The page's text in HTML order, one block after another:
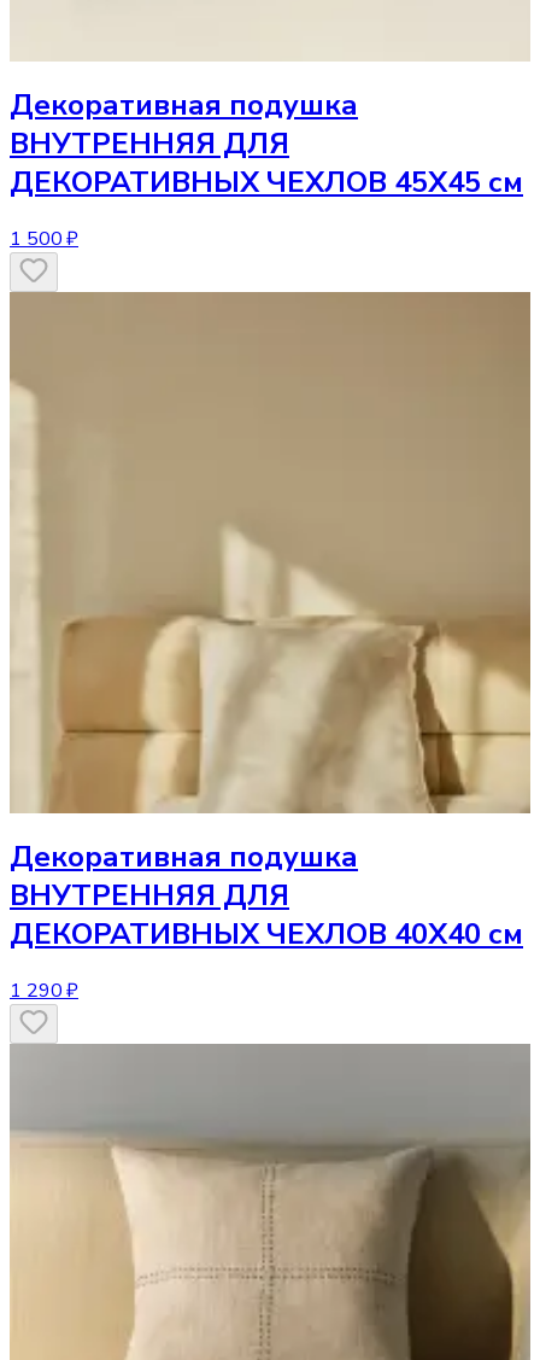
Декоративная подушка
ВНУТРЕННЯЯ ДЛЯ
ДЕКОРАТИВНЫХ ЧЕХЛОВ 45Х45 см
1 500 ₽
Декоративная подушка
ВНУТРЕННЯЯ ДЛЯ
ДЕКОРАТИВНЫХ ЧЕХЛОВ 40Х40 см
1 290 ₽